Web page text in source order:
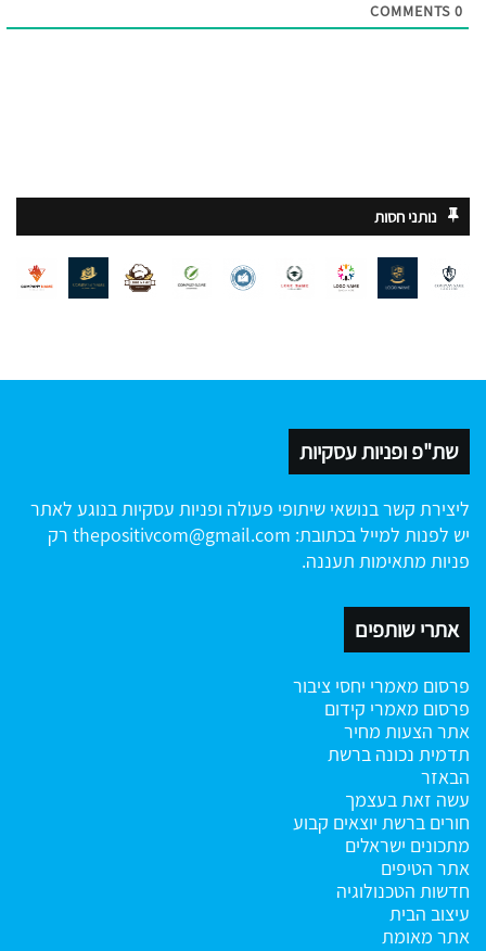
0
נותני חסות
שת"פ ופניות עסקיות
ליצירת קשר בנושאי שיתופי פעולה ופניות עסקיות בנוגע לאתר
יש לפנות למייל בכתובת: thepositivcom@gmail.com רק
פניות מתאימות תעננה.
אתרי שותפים
פרסום מאמרי יחסי ציבור
פרסום מאמרי קידום
אתר הצעות מחיר
תדמית נכונה ברשת
הבאזר
עשה זאת בעצמך
חורים ברשת יוצאים קבוע
מתכונים ישראלים
אתר הטיפים
חדשות הטכנולוגיה
עיצוב הבית
אתר מאומת